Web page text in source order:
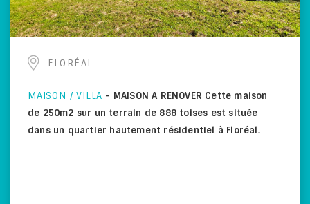
FLORÉAL
MAISON / VILLA - MAISON A RENOVER Cette maison
de 250m2 sur un terrain de 888 toises est située
dans un quartier hautement résidentiel à Floréal.